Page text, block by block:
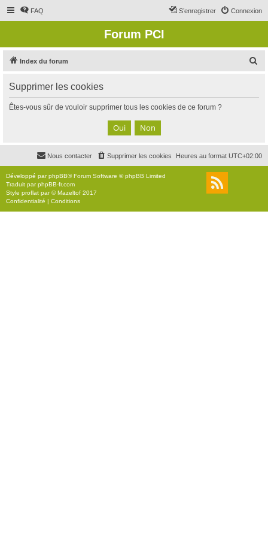
FAQ Connexion
S’enregistrer
Forum PCI
Index du forum
c
Supprimer les cookies
Êtes-vous sûr de vouloir supprimer tous les cookies de ce forum ?
Heures au format UTC+02:00
Supprimer les cookies
Nous contacter
Développé parphpBB® Forum Software © phpBB Limited
Traduit parphpBB-fr.com
Style proflat par ©Mazeltof 2017
Confidentialité | Conditions